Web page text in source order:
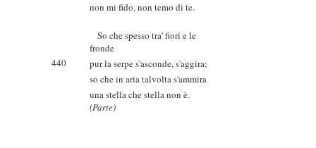
non mi fido, non temo di te.
So che spesso tra' fiori e le
fronde
440
pur la serpe s'asconde, s'aggira;
so che in aria talvolta s'ammira
una stella che stella non è.
(Parte)